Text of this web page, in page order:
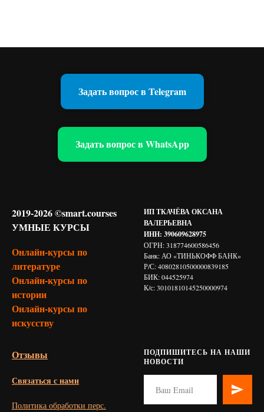
Задать вопрос в Telegram
Задать вопрос в WhatsApp
2019-2026 ©smart.courses
УМНЫЕ КУРСЫ
Онлайн-курсы по
литературе
Онлайн-курсы по
истории
Онлайн-курсы по
искусству
ИП ТКАЧЁВА ОКСАНА
ВАЛЕРЬЕВНА
ИНН: 390609628975
ОГРН: 318774600586456
Банк: АО «ТИНЬКОФФ БАНК»
Р/С: 40802810500000839185
БИК: 044525974
К/с: 30101810145250000974
Отзывы
Связаться с нами
Политика обработки перс.
ПОДПИШИТЕСЬ НА НАШИ
НОВОСТИ